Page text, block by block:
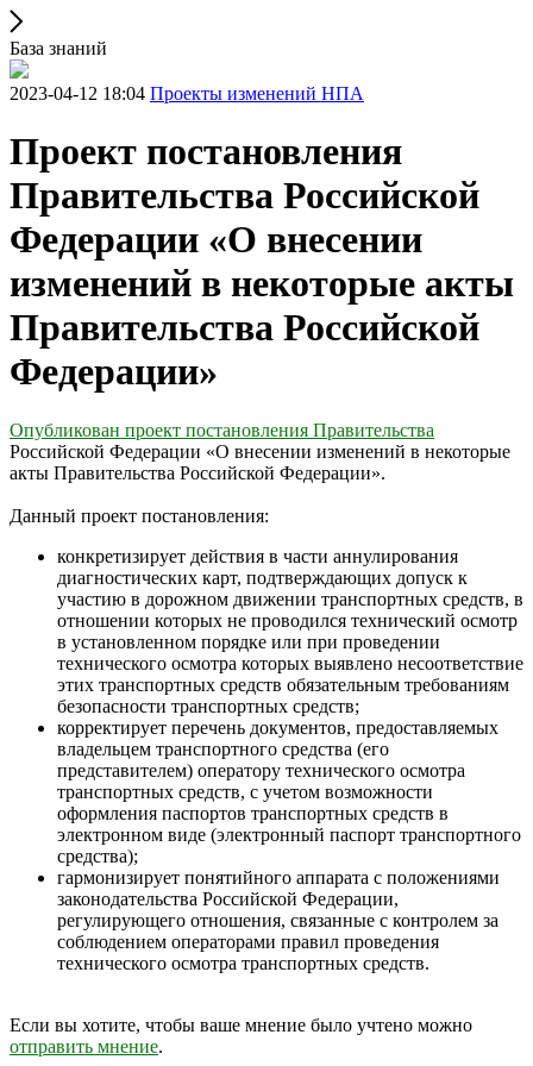
База знаний
2023-04-12 18:04 Проекты изменений НПА
Проект постановления
Правительства Российской
Федерации «О внесении
изменений в некоторые акты
Правительства ‎Российской
Федерации»
Опубликован проект постановления Правительства
Российской Федерации «О внесении изменений в некоторые
акты Правительства ‎Российской Федерации».
Данный проект постановления:
конкретизирует действия в части аннулирования
диагностических карт, подтверждающих допуск к
участию в дорожном движении транспортных средств, в
отношении которых не проводился технический осмотр
в установленном порядке или при проведении
технического осмотра которых выявлено несоответствие
этих транспортных средств обязательным требованиям
безопасности транспортных средств;
корректирует перечень документов, предоставляемых
владельцем транспортного средства (его
представителем) оператору технического осмотра
транспортных средств, с учетом возможности
оформления паспортов транспортных средств в
электронном виде (электронный паспорт транспортного
средства);
гармонизирует понятийного аппарата с положениями
законодательства Российской Федерации,
регулирующего отношения, связанные с контролем за
соблюдением операторами правил проведения
технического осмотра транспортных средств.
Если вы хотите, чтобы ваше мнение было учтено можно
отправить мнение.